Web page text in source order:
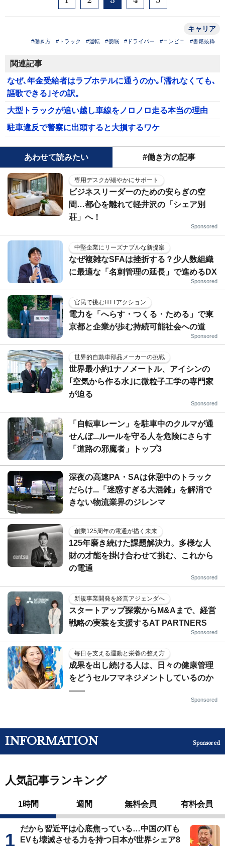
キャリア
#働き方 #トラック #運転 #仮眠 #ドライバー #コンビニ #書籍抜粋
関連記事
なぜ､年金受給者はラブホテルに通うのか｡｢濡れなくても､
謳歌できる｣その訳。
大型トラックが追い越し車線をノロノロ走る本当の理由
駐車違反で警察に出頭すると大損するワケ
あわせて読みたい #働き方の記事
専用デスクが細やかにサポート
ビジネスリーダーのための安らぎの空
間…都心を離れて軽井沢の「シェア別
荘」へ！
Sponsored
中堅企業にリーズナブルな新提案
なぜ複雑なSFAは挫折する？少人数組織
に最適な「名刺管理の延長」で進めるDX
Sponsored
官民で挑むHTTアクション
電力を「へらす・つくる・ためる」で東
京都と企業が歩む持続可能社会への道
Sponsored
世界的自動車部品メーカーの挑戦
世界最小約1ナノメートル、アイシンの
｢空気から作る水｣に微粒子工学の専門家
が迫る
Sponsored
「自転車レーン」を駐車中のクルマが通
せんぼ...ルールを守る人を危険にさらす
「道路の邪魔者」トップ3
深夜の高速PA・SAは休憩中のトラック
だらけ...「迷惑すぎる大混雑」を解消で
きない物流業界のジレンマ
創業125周年の電通が描く未来
125年磨き続けた課題解決力。多様な人
財の才能を掛け合わせて挑む、これから
の電通
Sponsored
新規事業開発を経営アジェンダへ
スタートアップ探索からM&Aまで、経営
戦略の実装を支援するAT PARTNERS
Sponsored
毎日を支える運動と栄養の整え方
成果を出し続ける人は、日々の健康管理
をどうセルフマネジメントしているのか
——
Sponsored
INFORMATION Sponsored
人気記事ランキング
1時間 週間 無料会員 有料会員
だから習近平は心底焦っている…中国のITも
EVも壊滅させる力を持つ日本が世界シェア8